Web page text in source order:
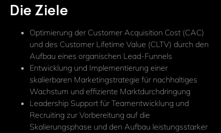
Die Ziele
Optimierung der Customer Acquisition Cost (CAC)
und des Customer Lifetime Value (CLTV) durch den
Aufbau eines organischen Lead-Funnels
Entwicklung und Implementierung einer
skalierbaren Marketingstrategie für nachhaltiges
Wachstum und effiziente Marktdurchdringung
Leadership Support für Teamentwicklung und
Recruiting zur Vorbereitung auf die
Skalierungsphase und den Aufbau leistungsstarker